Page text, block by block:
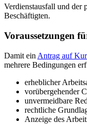
Verdienstausfall und der
Beschäftigten.
Voraussetzungen
Damit ein Antrag auf
mehrere Bedingungen
erheblicher
vorübergehender
unvermeidbare
rechtliche
Anzeige des